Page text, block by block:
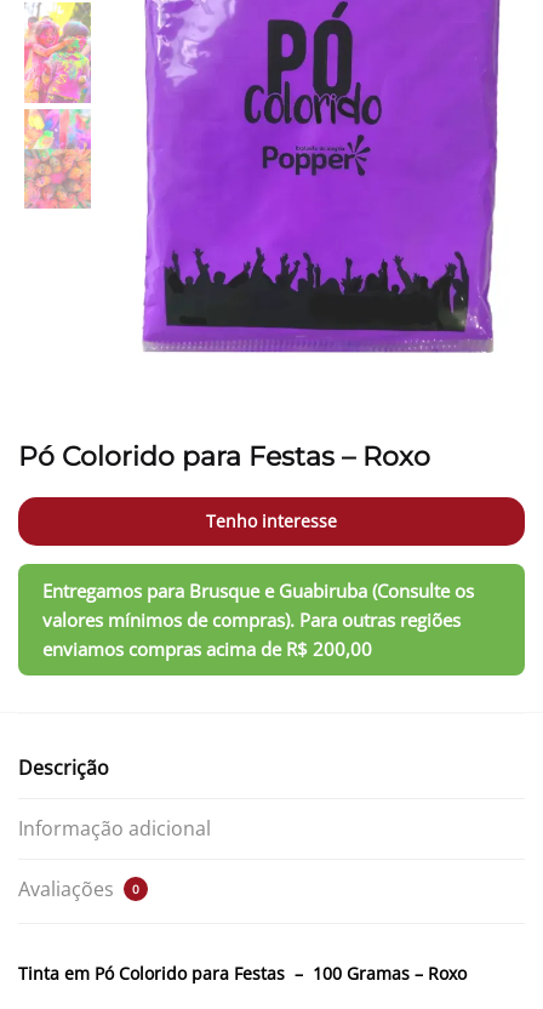
Pó Colorido para Festas – Roxo
Tenho interesse
Descrição
Informação adicional
Avaliações 0
Tinta em Pó Colorido para Festas – 100 Gramas – Roxo